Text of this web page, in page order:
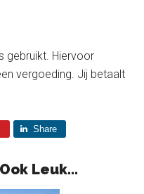
gebruikt. Hiervoor
vergoeding. Jij betaalt
Share
Leuk...